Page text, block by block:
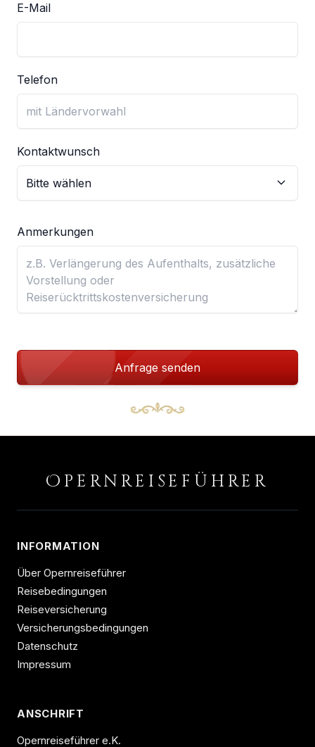
E-Mail
Telefon
Kontaktwunsch
Anmerkungen
Anfrage senden
O PERNREISEFÜHRER
INFORMATION
Über Opernreiseführer
Reisebedingungen
Reiseversicherung
Versicherungsbedingungen
Datenschutz
Impressum
ANSCHRIFT
Opernreiseführer e.K.